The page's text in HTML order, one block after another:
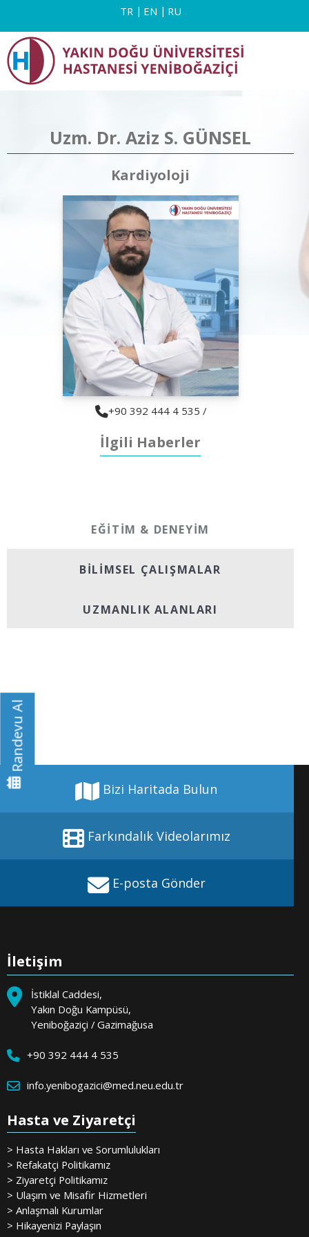
TR EN RU
Uzm. Dr. Aziz S. GÜNSEL
Kardiyoloji
+90 392 444 4 535 /
İlgili Haberler
EĞITIM & DENEYIM
BILIMSEL ÇALIŞMALAR
UZMANLIK ALANLARI
Bizi Haritada Bulun
Randevu Al
Farkındalık Videolarımız
E-posta Gönder
İletişim
İstiklal Caddesi,
Yakın Doğu Kampüsü,
Yeniboğaziçi / Gazimağusa
+90 392 444 4 535
info.yenibogazici@med.neu.edu.tr
Hasta ve Ziyaretçi
> Hasta Hakları ve Sorumlulukları
> Refakatçi Politikamız
> Ziyaretçi Politikamız
> Ulaşım ve Misafir Hizmetleri
> Anlaşmalı Kurumlar
> Hikayenizi Paylaşın